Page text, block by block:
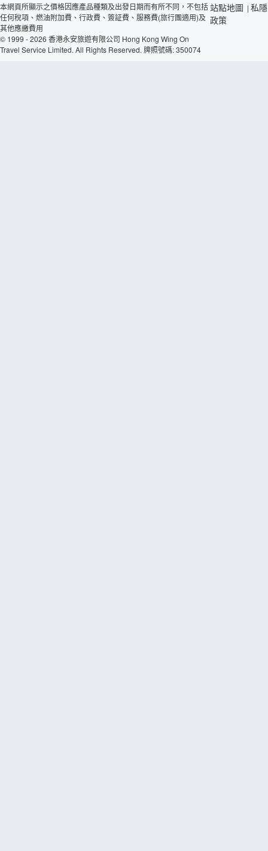
本網頁所顯示之價格因應產品種類及出發日期而有所不同，不包括
任何稅項、燃油附加費、行政費、簽証費、服務費(旅行團適用)及
其他應繳費用
© 1999 - 2026 香港永安旅遊有限公司 Hong Kong Wing On
Travel Service Limited. All Rights Reserved. 牌照號碼: 350074
站點地圖 | 私隱
政策